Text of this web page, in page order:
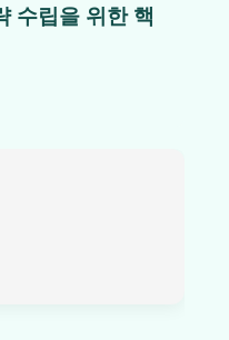
수립을 위한 핵